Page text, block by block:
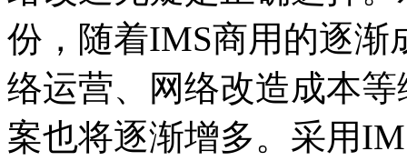
份，随着IMS商用的逐渐
络运营、网络改造成本
案也将逐渐增多。采用